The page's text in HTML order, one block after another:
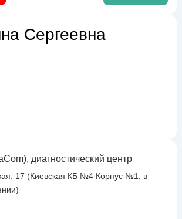
Сергеевна
диагностический центр
17 (Киевская КБ №4 Корпус №1, в